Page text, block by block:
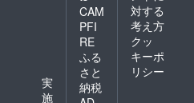
実
施
CAM
PFI
RE
ふる
さと
納税
対する
考え方
クッ
キーポ
リシー